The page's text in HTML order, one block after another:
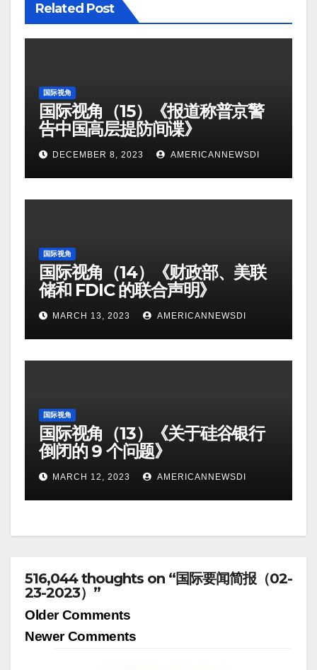
Related Post
国际视角
国际视角（15）《报道称普京警
告中国高层提防间谍》
DECEMBER 8, 2023 AMERICANNEWSDI
国际视角
国际视角（14）《财政部、美联
储和 FDIC 的联合声明》
MARCH 13, 2023 AMERICANNEWSDI
国际视角
国际视角（13）《关于硅谷银行
倒闭的 9 个问题》
MARCH 12, 2023 AMERICANNEWSDI
516,044 thoughts on “国际要闻简报（02-
23-2023）”
Comment
navigation
Older Comments
Newer Comments